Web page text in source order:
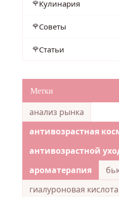
Кулинария
Советы
Статьи
Метки
анализ рынка
антивозрастная
антивозрастной
ароматерапия
гиалуроновая кислота